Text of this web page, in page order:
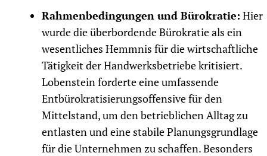
Rahmenbedingungen und Bürokratie: Hier
wurde die überbordende Bürokratie als ein
wesentliches Hemmnis für die wirtschaftliche
Tätigkeit der Handwerksbetriebe kritisiert.
Lobenstein forderte eine umfassende
Entbürokratisierungsoffensive für den
Mittelstand, um den betrieblichen Alltag zu
entlasten und eine stabile Planungsgrundlage
für die Unternehmen zu schaffen. Besonders